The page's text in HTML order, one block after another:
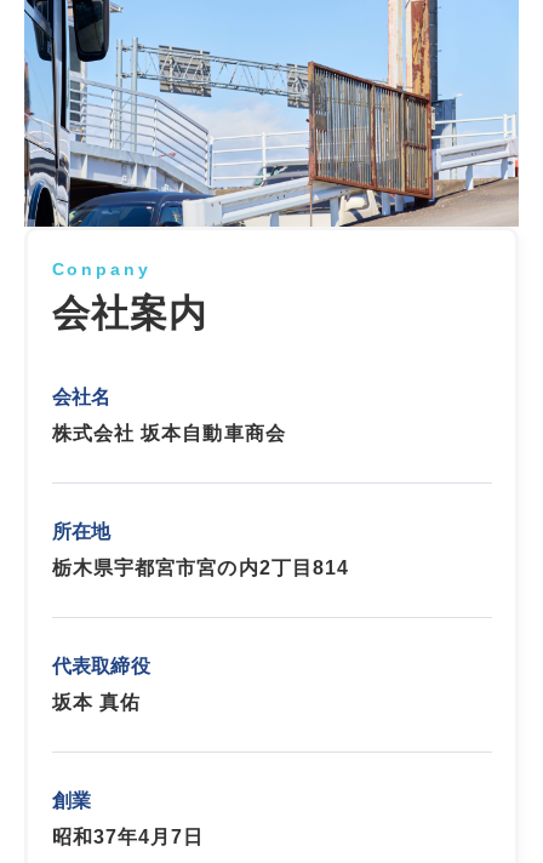
Conpany
会社案内
会社名
株式会社 坂本自動車商会
所在地
栃木県宇都宮市宮の内2丁目814
代表取締役
坂本 真佑
創業
昭和37年4月7日